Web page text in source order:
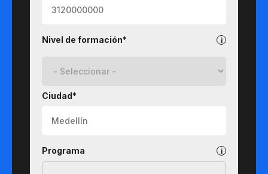
Nivel de formación*
Ciudad*
Programa